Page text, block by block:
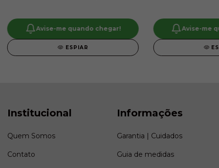
Avise-me quando chegar!
ESPIAR
Avise-me
Institucional
Quem Somos
Contato
Informações
Garantia | Cuidados
Guia de medidas